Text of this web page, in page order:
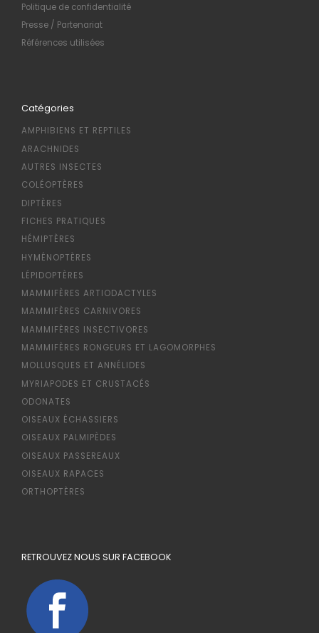
Politique de confidentialité
Presse / Partenariat
Références utilisées
Catégories
AMPHIBIENS ET REPTILES
ARACHNIDES
AUTRES INSECTES
COLÉOPTÈRES
DIPTÈRES
FICHES PRATIQUES
HÉMIPTÈRES
HYMÉNOPTÈRES
LÉPIDOPTÈRES
MAMMIFÈRES ARTIODACTYLES
MAMMIFÈRES CARNIVORES
MAMMIFÈRES INSECTIVORES
MAMMIFÈRES RONGEURS ET LAGOMORPHES
MOLLUSQUES ET ANNÉLIDES
MYRIAPODES ET CRUSTACÉS
ODONATES
OISEAUX ÉCHASSIERS
OISEAUX PALMIPÈDES
OISEAUX PASSEREAUX
OISEAUX RAPACES
ORTHOPTÈRES
RETROUVEZ NOUS SUR FACEBOOK